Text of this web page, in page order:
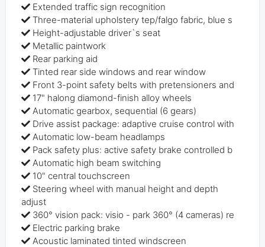
Extended traffic sign recognition
Three-material upholstery tep/falgo fabric, blue s
Height-adjustable driver`s seat
Metallic paintwork
Rear parking aid
Tinted rear side windows and rear window
Front 3-point safety belts with pretensioners and
17" halong diamond-finish alloy wheels
Automatic gearbox, sequential (6 gears)
Drive assist package: adaptive cruise control with
Automatic low-beam headlamps
Pack safety plus: active safety brake controlled b
Automatic high beam switching
10" central touchscreen
Steering wheel with manual height and depth
adjust
360° vision pack: visio - park 360° (4 cameras) re
Electric parking brake
Acoustic laminated tinted windscreen